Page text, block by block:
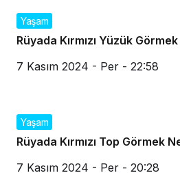
Yaşam
Rüyada Kırmızı Yüzük
7 Kasım 2024 - Per - 22:58
Yaşam
Rüyada Kırmızı Top Görmek
7 Kasım 2024 - Per - 20:28